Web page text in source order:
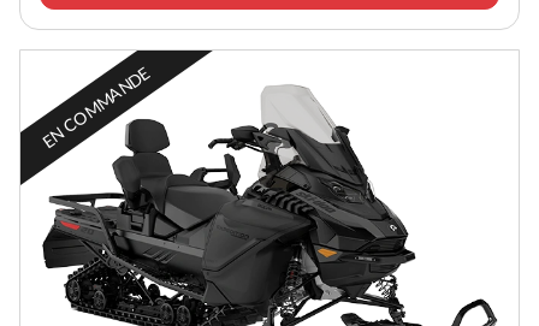
EN COMMANDE